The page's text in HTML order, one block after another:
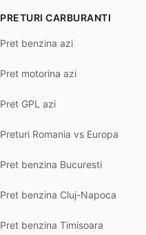
PRETURI CARBURANTI
Pret benzina azi
Pret motorina azi
Pret GPL azi
Preturi Romania vs Europa
Pret benzina Bucuresti
Pret benzina Cluj-Napoca
Pret benzina Timisoara